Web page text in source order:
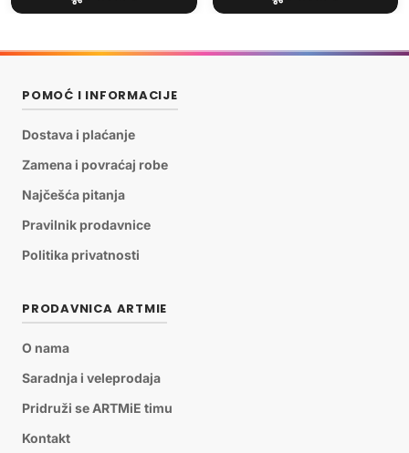
POMOĆ I INFORMACIJE
Dostava i plaćanje
Zamena i povraćaj robe
Najčešća pitanja
Pravilnik prodavnice
Politika privatnosti
PRODAVNICA ARTMIE
O nama
Saradnja i veleprodaja
Pridruži se ARTMiE timu
Kontakt